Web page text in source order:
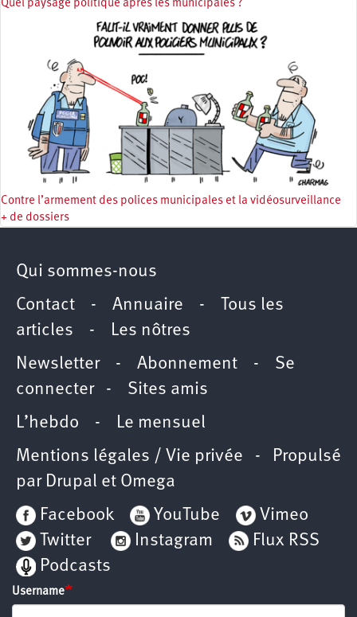
Quel paysage politique après les municipales ?
Contre l’armement des polices municipales et la vidéosurveillance
+ de dossiers
Qui sommes-nous
Contact - Annuaire -
Tous les
articles - Les nôtres
Newsletter- Abonnement - Se
connecter- Sites amis
L’hebdo - Le mensuel
Mentions légales / Vie privée - Propulsé
par Drupal et Omega
Facebook
YouTube
Vimeo
Twitter
Instagram
Flux RSS
Podcasts
Username